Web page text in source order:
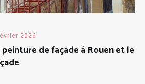
2026
de façade à Rouen et le